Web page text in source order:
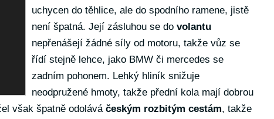
uchycen do těhlice, ale do spodního ramene, jistě
není špatná. Její zásluhou se do volantu
nepřenášejí žádné síly od motoru, takže vůz se
řídí stejně lehce, jako BMW či mercedes se
zadním pohonem. Lehký hliník snižuje
neodpružené hmoty, takže přední kola mají dobrou
však špatně odoláváčeským rozbitým cestám, takže